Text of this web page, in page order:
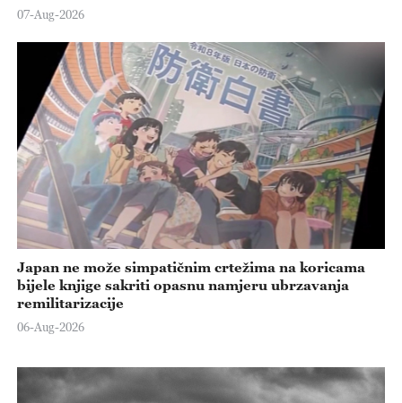
07-Aug-2026
Japan ne može simpatičnim crtežima na koricama
bijele knjige sakriti opasnu namjeru ubrzavanja
remilitarizacije
06-Aug-2026